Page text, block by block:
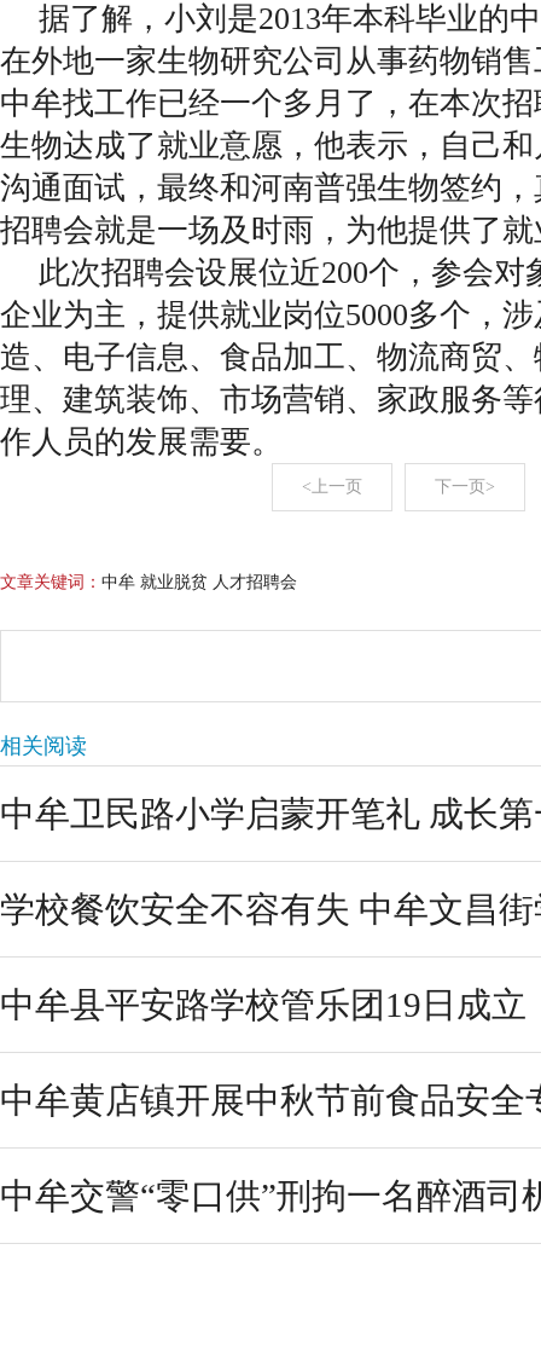
据了解，小刘是2013年本科毕业的
在外地一家生物研究公司从事药物销
中牟找工作已经一个多月了，在本次
生物达成了就业意愿，他表示，自己
沟通面试，最终和河南普强生物签约
招聘会就是一场及时雨，为他提供了
此次招聘会设展位近200个，参会对
企业为主，提供就业岗位5000多个，
造、电子信息、食品加工、物流商贸
理、建筑装饰、市场营销、家政服务
作人员的发展需要。
<上一页 下一页>
文章关键词： 中牟 就业脱贫 人才招聘会
相关阅读
中牟卫民路小学启蒙开笔礼 成长
学校餐饮安全不容有失 中牟文昌
中牟县平安路学校管乐团19日成立
中牟黄店镇开展中秋节前食品安全
中牟交警“零口供”刑拘一名醉酒司